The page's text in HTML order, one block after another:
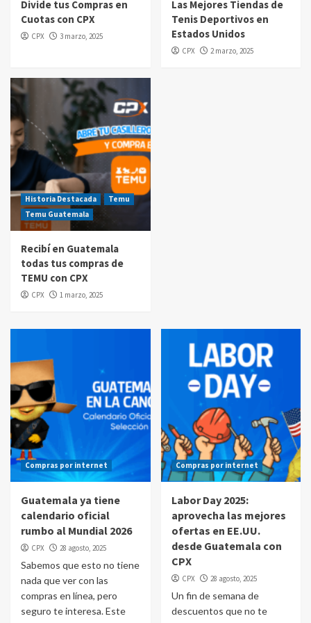
$20 de reintegro en tus compras Amazon
Prime Day Guatemala 2025
Divide tus Compras en
Cuotas con CPX
CPX 3 marzo, 2025
Las Mejores Tiendas de
Tenis Deportivos en
Estados Unidos
CPX 2 marzo, 2025
Historia Destacada
Temu
Temu Guatemala
Recibí en Guatemala
todas tus compras de
TEMU con CPX
CPX 1 marzo, 2025
Compras por internet
Guatemala ya tiene
calendario oficial
rumbo al Mundial 2026
CPX 28 agosto, 2025
Sabemos que esto no tiene
nada que ver con las
compras en línea, pero
seguro te interesa. Este
Compras por internet
Labor Day 2025:
aprovecha las mejores
ofertas en EE.UU.
desde Guatemala con
CPX
CPX 28 agosto, 2025
Un fin de semana de
descuentos que no te